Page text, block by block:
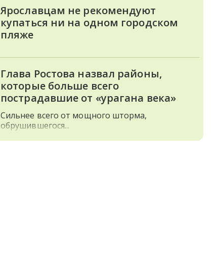
Ярославцам не рекомендуют
купаться ни на одном городском
пляже
Глава Ростова назвал районы,
которые больше всего
пострадавшие от «урагана века»
Сильнее всего от мощного шторма,
обрушившегося...